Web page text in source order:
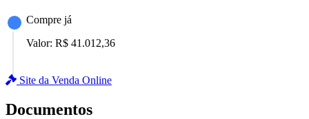
Compre já
Valor: R$ 41.012,36
Site da Venda Online
Documentos